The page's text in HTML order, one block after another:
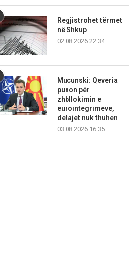
Regjistrohet tërmet
në Shkup
02.08.2026 22:34
Mucunski: Qeveria
punon për
zhbllokimin e
eurointegrimeve,
detajet nuk thuhen
03.08.2026 16:35